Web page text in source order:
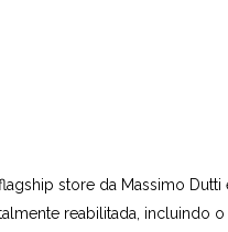
store da Massimo
reabilitada, incluindo